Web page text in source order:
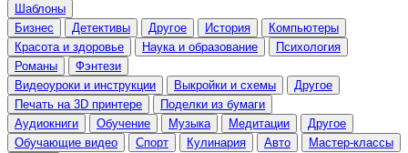
Шаблоны
Бизнес
Детективы Другое История
Компьютеры
Красота и здоровье
Наука и образование
Психология
Романы
Фэнтези
Видеоуроки и инструкции
Выкройки и схемы
Другое
Печать на 3D принтере
Поделки из бумаги
Аудиокниги
Обучение Музыка Медитации
Другое
Обучающие видео
Спорт Кулинария Авто
Мастер-классы